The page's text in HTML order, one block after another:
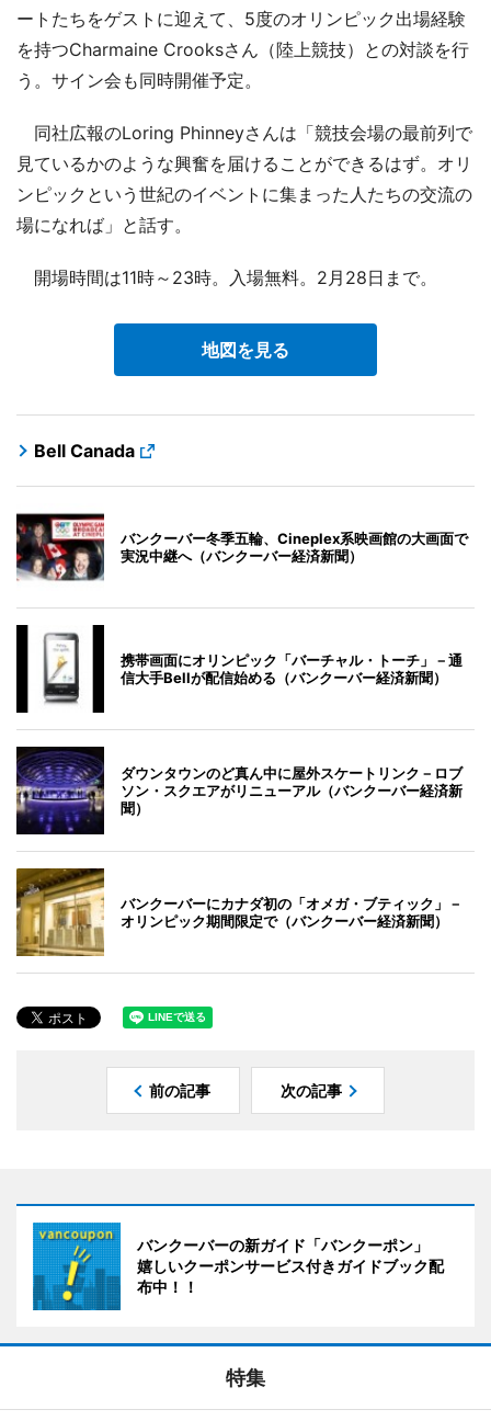
ートたちをゲストに迎えて、5度のオリンピック出場経験
を持つCharmaine Crooksさん（陸上競技）との対談を行
う。サイン会も同時開催予定。
同社広報のLoring Phinneyさんは「競技会場の最前列で
見ているかのような興奮を届けることができるはず。オリ
ンピックという世紀のイベントに集まった人たちの交流の
場になれば」と話す。
開場時間は11時～23時。入場無料。2月28日まで。
地図を見る
Bell Canada
バンクーバー冬季五輪、Cineplex系映画館の大画面で
実況中継へ（バンクーバー経済新聞）
携帯画面にオリンピック「バーチャル・トーチ」－通
信大手Bellが配信始める（バンクーバー経済新聞）
ダウンタウンのど真ん中に屋外スケートリンク－ロブ
ソン・スクエアがリニューアル（バンクーバー経済新
聞）
バンクーバーにカナダ初の「オメガ・ブティック」－
オリンピック期間限定で（バンクーバー経済新聞）
前の記事 次の記事
バンクーバーの新ガイド「バンクーポン」
嬉しいクーポンサービス付きガイドブック配
布中！！
特集